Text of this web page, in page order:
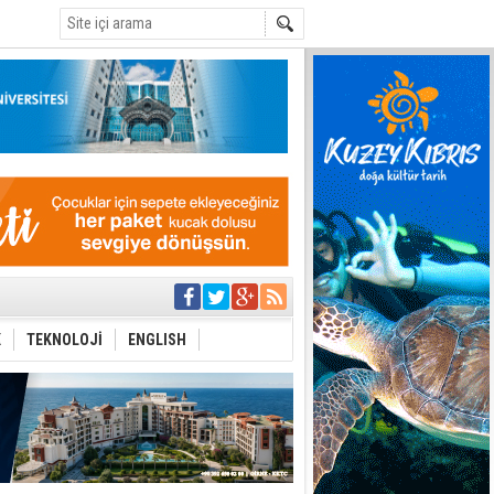
yitirdi
geliniyor
yönetim
kalınmaması
yönetim
TEKNOLOJİ ENGLISH